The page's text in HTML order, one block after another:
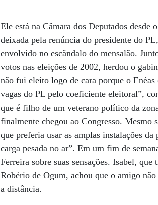
Ele está na Câmara dos Deputados
deixada pela renúncia do presidente do
envolvido no escândalo do mensalão.
votos nas eleições de 2002, herdou o
não fui eleito logo de cara porque o
vagas do PL pelo coeficiente eleitoral”,
que é filho de um veterano político da
finalmente chegou ao Congresso. Mesmo
que preferia usar as amplas instalações
carga pesada no ar”. Em um fim de
Ferreira sobre suas sensações. Isabel,
Robério de Ogum, achou que o amigo
a distância.